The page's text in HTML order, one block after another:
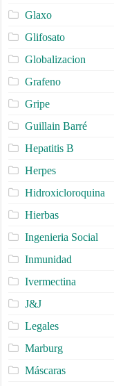
Glaxo
Glifosato
Globalizacion
Grafeno
Gripe
Guillain Barré
Hepatitis B
Herpes
Hidroxicloroquina
Hierbas
Ingenieria Social
Inmunidad
Ivermectina
J&J
Legales
Marburg
Máscaras